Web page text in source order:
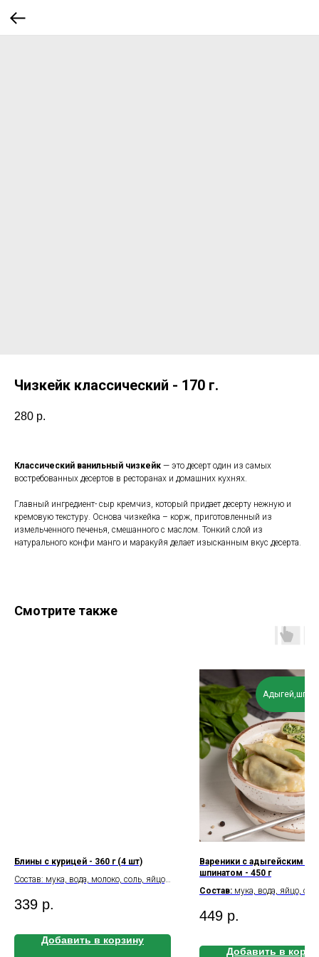
Чизкейк классический - 170 г.
280 р.
Классический ванильный чизкейк — это десерт один из самых
востребованных десертов в ресторанах и домашних кухнях.
Главный ингредиент- сыр кремчиз, который придает десерту нежную и
кремовую текстуру. Основа чизкейка – корж, приготовленный из
измельченного печенья, смешанного с маслом. Тонкий слой из
натурального конфи манго и маракуйя делает изысканным вкус десерта.
Смотрите также
Блины с курицей - 360 г (4 шт)
Состав: мука, вода, молоко, соль, яйцо,
бедра куриного Б/Ж/У на 100 г:
339 р.
Добавить в корзину
Вареники с адыгейским
шпинатом - 450 г
Состав: мука, вода, яйцо,
Б/Ж/У на 100 г:
449 р.
Добавить в